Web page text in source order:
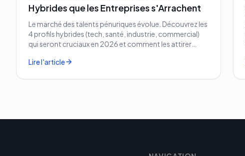
Hybrides que les Entreprises s'Arrachent
Le marché des talents pénuriques évolue. Découvrez les
4 profils hybrides (tech, santé, industrie, commercial)
qui seront cruciaux en 2026 et comment les attirer
Lire l'article